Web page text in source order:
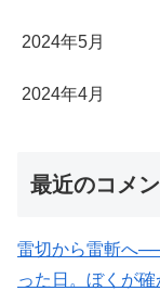
2024年5月
2024年4月
最近のコメ
雷切から雷斬へ
った日。ぼくが